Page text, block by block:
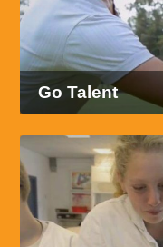
Go Talent